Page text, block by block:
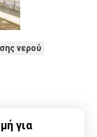
νερού
για